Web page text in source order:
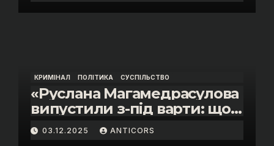
Василя Пупени»
КРИМІНАЛ ПОЛІТИКА СУСПІЛЬСТВО
«Руслана Магамедрасулова
випустили з-під варти: що
відбувалось у залі суду»
03.12.2025 ANTICORS